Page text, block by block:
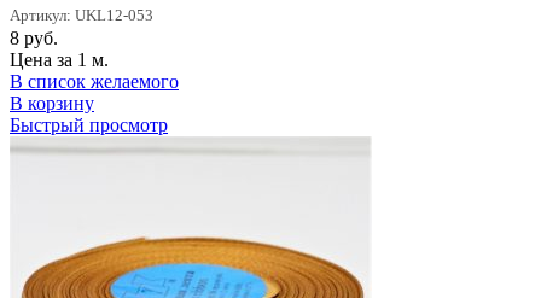
Артикул: UKL12-053
8 руб.
Цена за 1 м.
В список желаемого
В корзину
Быстрый просмотр